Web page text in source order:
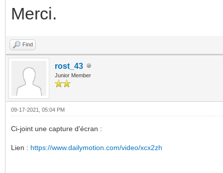
Merci.
Find
rost_43
Junior Member
09-17-2021, 05:04 PM
Ci-joint une capture d'écran :
Lien : https://www.dailymotion.com/video/xcx2zh